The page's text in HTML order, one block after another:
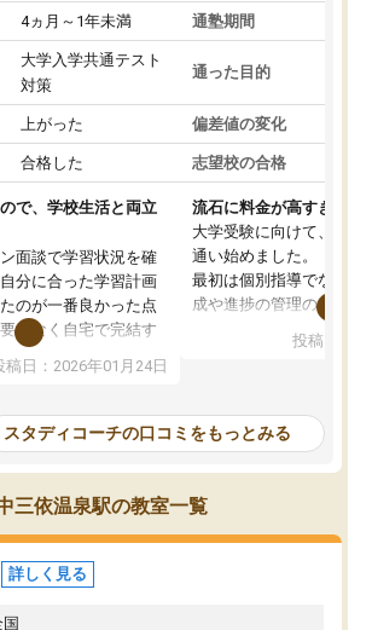
4ヵ月～1年未満
大学入学共通テスト
対策
上がった
合格した
で、学校生活と両立
面談で学習状況を確
分に合った学習計画
のが一番良かった点
がなく自宅で完結す
現役大学生で相談し
した。勉強習慣が身
ています。また、チャ
のも便利でした。一
だった受験勉強を、最
稿日：2026年01月24日
通塾期間
通った目的
偏差値の変化
志望校の合格
流石に料金が高すぎる
大学受験に向けて、高2
通い始めました。
最初は個別指導でなく、
成や進捗の管理のみのコ
じ個別指導コースに変更
性が良くなかったです。
モチベーションが上がら
にやめてしまいました。
追加で料金を払うことで
の方の予定が空いていな
投稿日：
スタディコーチの口コミをもっとみる
三依温泉駅の教室一覧
詳しく見る